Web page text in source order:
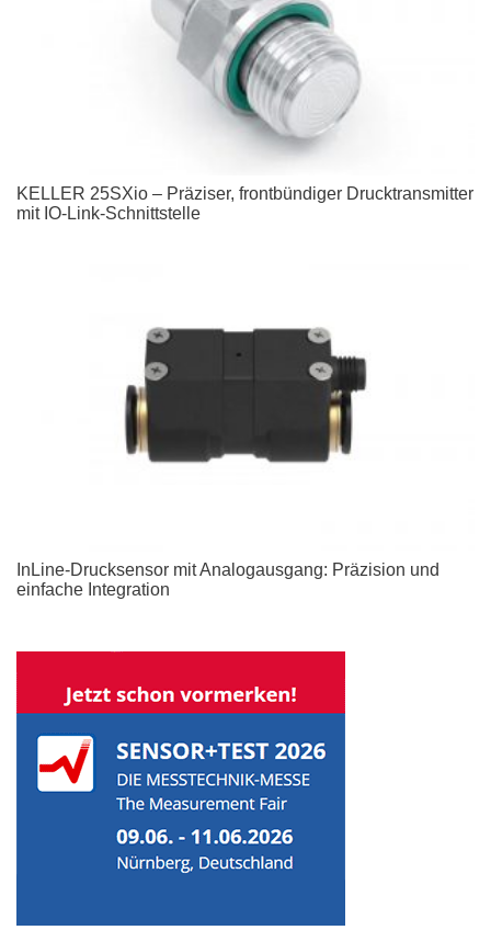
KELLER 25SXio – Präziser, frontbündiger Drucktransmitter
mit IO-Link-Schnittstelle
InLine-Drucksensor mit Analogausgang: Präzision und
einfache Integration